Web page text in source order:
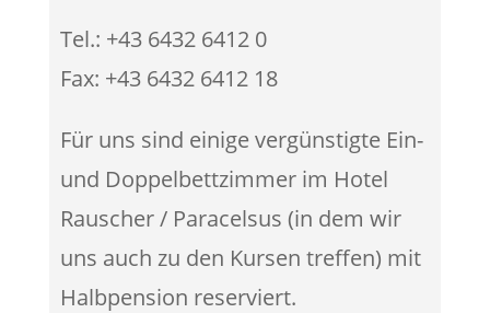
Tel.: +43 6432 6412 0
Fax: +43 6432 6412 18
Für uns sind einige vergünstigte Ein-
und Doppelbettzimmer im Hotel
Rauscher / Paracelsus (in dem wir
uns auch zu den Kursen treffen) mit
Halbpension reserviert.